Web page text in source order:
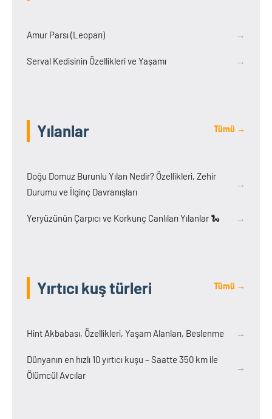
Amur Parsı (Leoparı) →
Serval Kedisinin Özellikleri ve Yaşamı →
Yılanlar Tümü →
Doğu Domuz Burunlu Yılan Nedir? Özellikleri, Zehir
Durumu ve İlginç Davranışları
→
Yeryüzünün Çarpıcı ve Korkunç Canlıları Yılanlar 🐍 →
Yırtıcı kuş türleri Tümü →
Hint Akbabası, Özellikleri, Yaşam Alanları, Beslenme →
Dünyanın en hızlı 10 yırtıcı kuşu – Saatte 350 km ile
Ölümcül Avcılar
→